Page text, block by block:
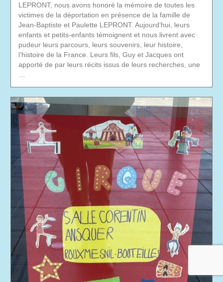
LEPRONT, nous avons honoré la mémoire de toutes les
victimes de la déportation en présence de la famille de
Jean-Baptiste et Paulette LEPRONT. Aujourd’hui, leurs
enfants et petits-enfants témoignent et nous livrent avec
pudeur leurs parcours, leurs souvenirs, leur histoire,
l’histoire de la France. Leurs fils, Guy et Jacques ont
apporté de par leurs récits issus de leurs recherches, une